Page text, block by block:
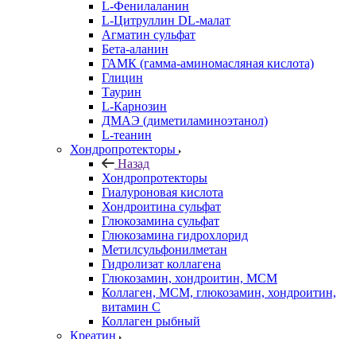
L-Фенилаланин
L-Цитруллин DL-малат
Агматин cульфат
Бета-аланин
ГАМК (гамма-аминомасляная кислота)
Глицин
Таурин
L-Карнозин
ДМАЭ (диметиламиноэтанол)
L-теанин
Хондропротекторы
Назад
Хондропротекторы
Гиалуроновая кислота
Хондроитина сульфат
Глюкозамина сульфат
Глюкозамина гидрохлорид
Метилсульфонилметан
Гидролизат коллагена
Глюкозамин, хондроитин, МСМ
Коллаген, МСМ, глюкозамин, хондроитин,
витамин С
Коллаген рыбный
Креатин